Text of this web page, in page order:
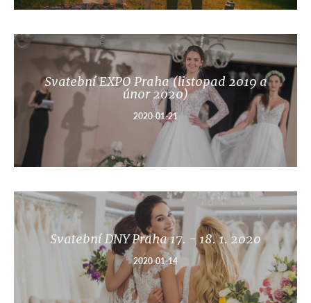
Svatební EXPO Praha (listopad 2019 a
únor 2020)
2020-01-21
Svatební DNY Praha 17. - 18. 1. 2020
2020-01-14